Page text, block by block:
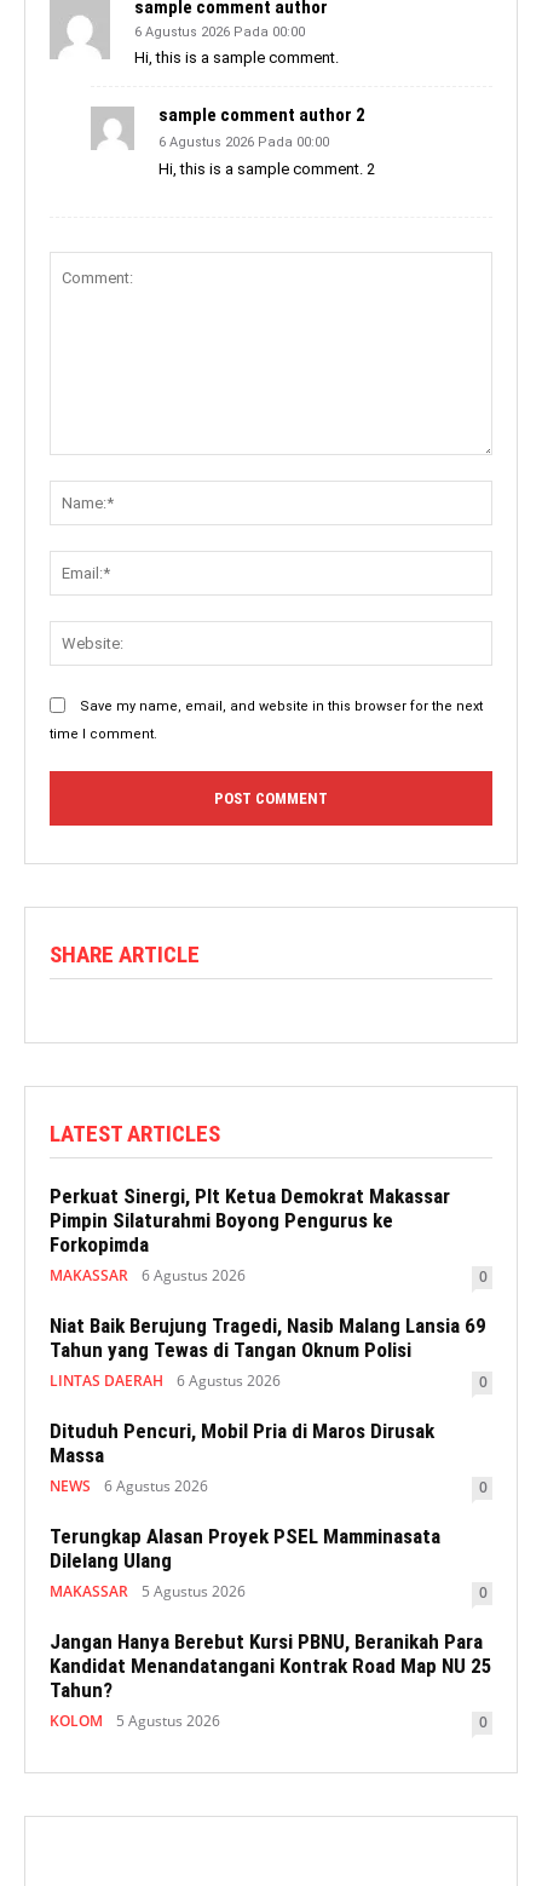
sample comment author
6 Agustus 2026 Pada 00:00
Hi, this is a sample comment.
sample comment author 2
6 Agustus 2026 Pada 00:00
Hi, this is a sample comment. 2
Save my name, email, and website in this browser for the next
time I comment.
SHARE ARTICLE
LATEST ARTICLES
Perkuat Sinergi, Plt Ketua Demokrat Makassar
Pimpin Silaturahmi Boyong Pengurus ke
Forkopimda
MAKASSAR 6 Agustus 2026 0
Niat Baik Berujung Tragedi, Nasib Malang Lansia 69
Tahun yang Tewas di Tangan Oknum Polisi
LINTAS DAERAH 6 Agustus 2026 0
Dituduh Pencuri, Mobil Pria di Maros Dirusak
Massa
NEWS 6 Agustus 2026 0
Terungkap Alasan Proyek PSEL Mamminasata
Dilelang Ulang
MAKASSAR 5 Agustus 2026 0
Jangan Hanya Berebut Kursi PBNU, Beranikah Para
Kandidat Menandatangani Kontrak Road Map NU 25
Tahun?
KOLOM 5 Agustus 2026 0